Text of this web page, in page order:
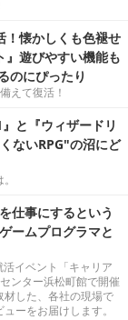
！懐かしくも色褪せ
』遊びやすい機能も
のにぴったり
えて復活！
と『ウィザードリ
ないRPG"の沼にど
仕事にするという
ームプログラマと
イベント「キャリア
ンター浜松町館で開催
した、各社の現場で
ーをお届けします。